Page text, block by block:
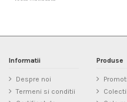
Informatii
Despre noi
Termeni si conditii
Produse